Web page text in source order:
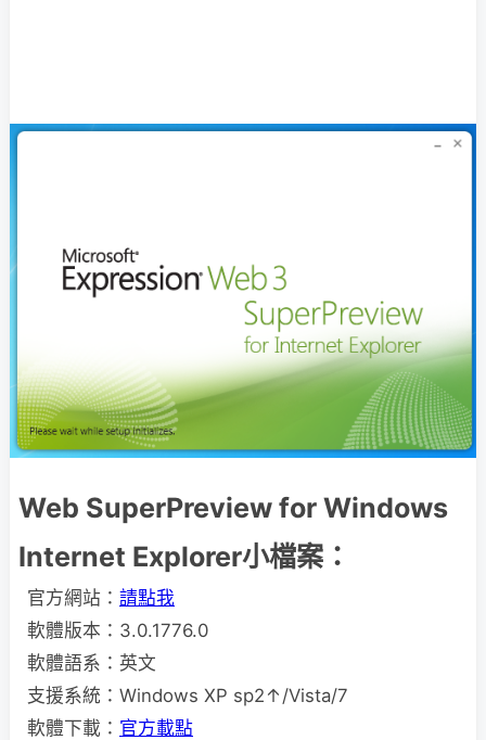
Web SuperPreview for Windows
Internet Explorer小檔案：
官方網站： 請點我
軟體版本：3.0.1776.0
軟體語系：英文
支援系統：Windows XP sp2↑/Vista/7
軟體下載： 官方載點